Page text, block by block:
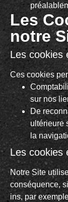
Les
notre
Les cookies
Ces cookies
sur nos
De
ultérieure
la
Les cookies
Notre Site
conséquence,
ins, par